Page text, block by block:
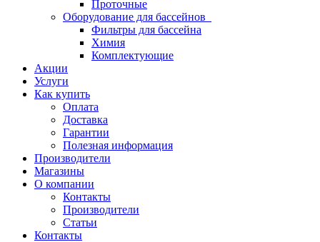
Проточные
Оборудование для бассейнов
Фильтры для бассейна
Химия
Комплектующие
Акции
Услуги
Как купить
Оплата
Доставка
Гарантии
Полезная информация
Производители
Магазины
О компании
Контакты
Производители
Статьи
Контакты